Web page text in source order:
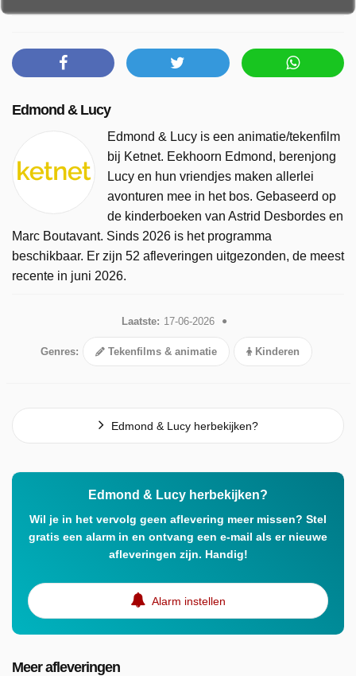
Edmond & Lucy
Edmond & Lucy is een animatie/tekenfilm
bij Ketnet. Eekhoorn Edmond, berenjong
Lucy en hun vriendjes maken allerlei
avonturen mee in het bos. Gebaseerd op
de kinderboeken van Astrid Desbordes en
Marc Boutavant. Sinds 2026 is het programma
beschikbaar. Er zijn 52 afleveringen uitgezonden, de meest
recente in juni 2026.
Laatste: 17-06-2026
Genres: Tekenfilms & animatie Kinderen
Edmond & Lucy herbekijken?
Edmond & Lucy herbekijken?
Wil je in het vervolg geen aflevering meer missen? Stel
gratis een alarm in en ontvang een e-mail als er nieuwe
afleveringen zijn. Handig!
Alarm instellen
Meer afleveringen